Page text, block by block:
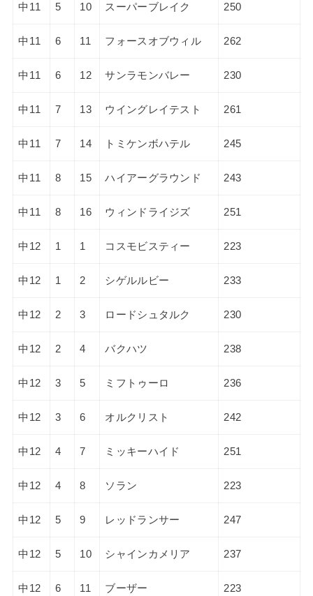
中11 5 10 スーパーブレイク 250
中11 6 11 フォースオブウィル 262
中11 6 12 サンラモンバレー 230
中11 7 13 ウイングレイテスト 261
中11 7 14 トミケンボハテル 245
中11 8 15 ハイアーグラウンド 243
中11 8 16 ウィンドライジズ 251
中12 1 1 コスモビスティー 223
中12 1 2 シゲルルビー 233
中12 2 3 ロードシュタルク 230
中12 2 4 バクハツ 238
中12 3 5 ミフトゥーロ 236
中12 3 6 オルクリスト 242
中12 4 7 ミッキーハイド 251
中12 4 8 ソラン 223
中12 5 9 レッドランサー 247
中12 5 10 シャインカメリア 237
中12 6 11 ブーザー 223